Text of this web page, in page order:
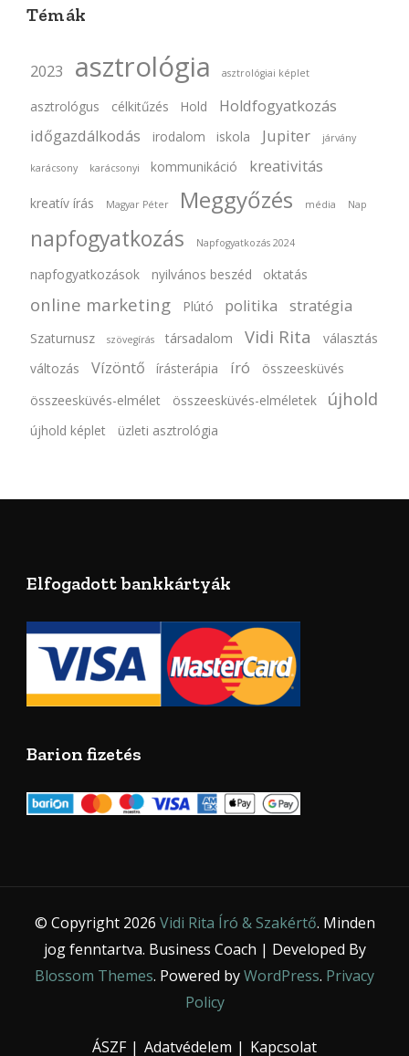
Témák
2023 asztrológia asztrológiai képlet
asztrológus célkitűzés Hold
Holdfogyatkozás
időgazdálkodás
irodalom iskola Jupiter járvány
karácsony karácsonyi kommunikáció kreativitás
kreatív írás Magyar Péter Meggyőzés média Nap
napfogyatkozás Napfogyatkozás 2024
napfogyatkozások nyilvános beszéd oktatás
online marketing Plútó politika stratégia
Szaturnusz szövegírás társadalom Vidi Rita
választás
változás
Vízöntő írásterápia író
összeesküvés
összeesküvés-elmélet
összeesküvés-elméletek újhold
újhold képlet üzleti asztrológia
Elfogadott bankkártyák
Barion fizetés
© Copyright 2026 Vidi Rita Író & Szakértő. Minden
jog fenntartva. Business Coach | Developed By
Blossom Themes. Powered byWordPress. Privacy
Policy
ÁSZF Adatvédelem Kapcsolat